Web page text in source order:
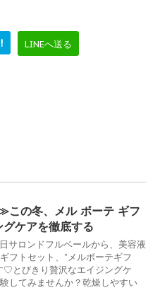
LINEへ送る
の冬、メル ボーテ ギフ
グケアを徹底する
サロンドフルベールから、美容液
フトセット、”メルボーテギフ
♡とびきり贅沢なエイジングケ
してみませんか？乾燥しやすい